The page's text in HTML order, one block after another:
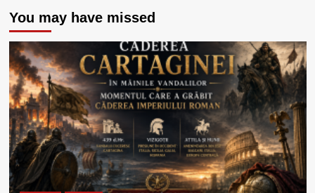
You may have missed